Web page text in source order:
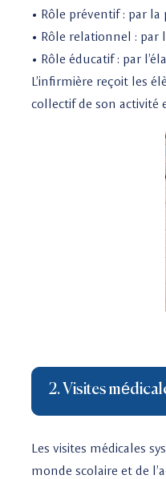
• Rôle préventif : par
• Rôle relationnel : par
• Rôle éducatif : par
L’infirmière reçoit les
collectif de son activité
2. Visites
Les visites médicales
monde scolaire et de